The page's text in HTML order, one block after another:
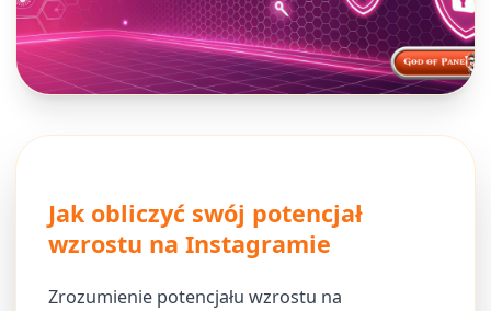
Jak obliczyć swój potencjał
wzrostu na Instagramie
Zrozumienie potencjału wzrostu na